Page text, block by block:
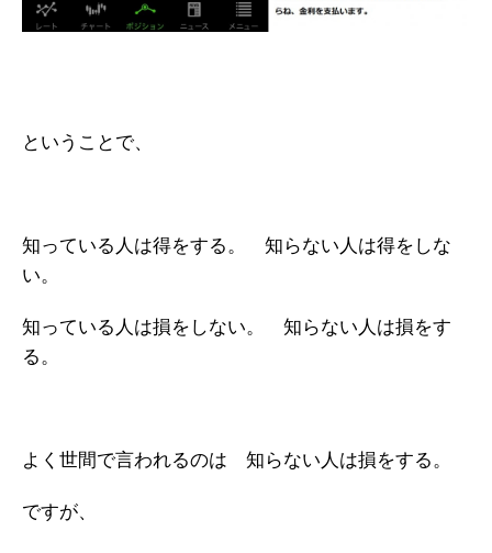
ということで、
知っている人は得をする。 知らない人は得をしな
い。
知っている人は損をしない。 知らない人は損をす
る。
よく世間で言われるのは 知らない人は損をする。
ですが、